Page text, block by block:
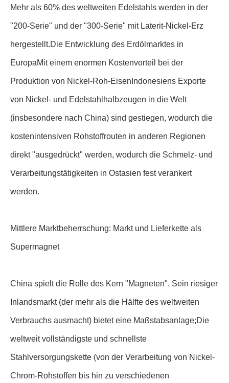
Mehr als 60% des weltweiten Edelstahls werden in der
"200-Serie" und der "300-Serie" mit Laterit-Nickel-Erz
hergestellt.Die Entwicklung des Erdölmarktes in
EuropaMit einem enormen Kostenvorteil bei der
Produktion von Nickel-Roh-EisenIndonesiens Exporte
von Nickel- und Edelstahlhalbzeugen in die Welt
(insbesondere nach China) sind gestiegen, wodurch die
kostenintensiven Rohstoffrouten in anderen Regionen
direkt "ausgedrückt" werden, wodurch die Schmelz- und
Verarbeitungstätigkeiten in Ostasien fest verankert
werden.
Mittlere Marktbeherrschung: Markt und Lieferkette als
Supermagnet
China spielt die Rolle des Kern "Magneten". Sein riesiger
Inlandsmarkt (der mehr als die Hälfte des weltweiten
Verbrauchs ausmacht) bietet eine Maßstabsanlage;Die
weltweit vollständigste und schnellste
Stahlversorgungskette (von der Verarbeitung von Nickel-
Chrom-Rohstoffen bis hin zu verschiedenen